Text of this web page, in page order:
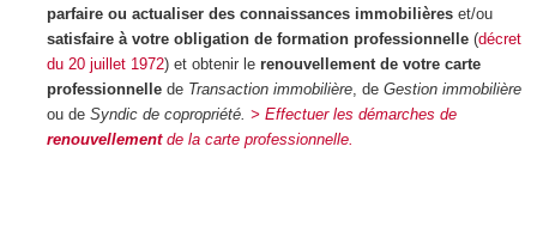
parfaire ou actualiser des connaissances immobilières et/ou
satisfaire à votre obligation de formation professionnelle (décret
du 20 juillet 1972) et obtenir le renouvellement de votre carte
professionnelle de Transaction immobilière, de Gestion immobilière
ou de Syndic de copropriété. > Effectuer les démarches de
renouvellementde la carte professionnelle.